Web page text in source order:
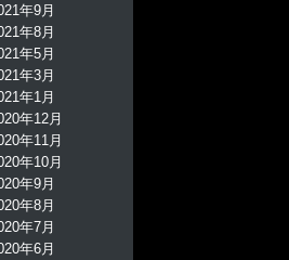
年9月
年8月
年5月
年3月
年1月
年12月
年11月
年10月
年9月
年8月
年7月
年6月